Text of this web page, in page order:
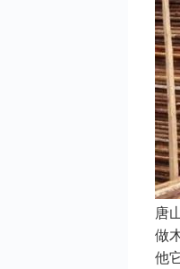
唐
做
他